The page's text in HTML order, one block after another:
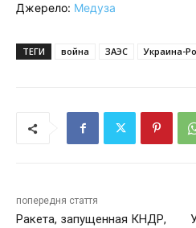
Джерело: Медуза
ТЕГИ война ЗАЭС Украина-
попередня стаття
Ракета, запущенная КНДР,